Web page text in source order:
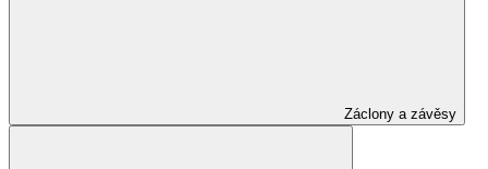
Záclony a závěsy